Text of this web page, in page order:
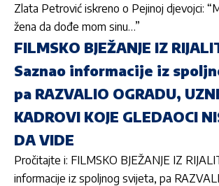
Zlata Petrović iskreno o Pejinoj djevojci:
žena da dođe mom sinu…”
FILMSKO BJEŽANJE IZ
Saznao informacije iz
pa RAZVALIO OGRADU,
KADROVI KOJE GLEDAOCI
DA VIDE
Pročitajte i: FILMSKO BJEŽANJE IZ
informacije iz spoljnog svijeta, pa